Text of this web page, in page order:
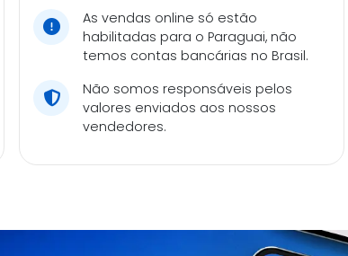
As vendas online só estão
habilitadas para o Paraguai, não
temos contas bancárias no Brasil.
Não somos responsáveis pelos
valores enviados aos nossos
vendedores.